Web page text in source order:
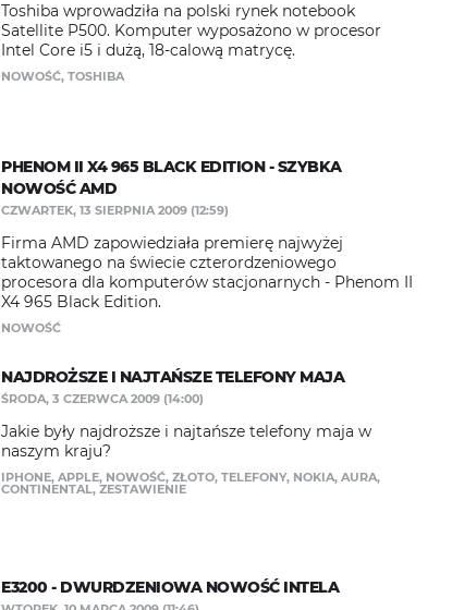
Toshiba wprowadziła na polski rynek notebook
Satellite P500. Komputer wyposażono w procesor
Intel Core i5 i dużą, 18-calową matrycę.
NOWOŚĆ, TOSHIBA
PHENOM II X4 965 BLACK EDITION - SZYBKA
NOWOŚĆ AMD
CZWARTEK, 13 SIERPNIA 2009 (12:59)
Firma AMD zapowiedziała premierę najwyżej
taktowanego na świecie czterordzeniowego
procesora dla komputerów stacjonarnych - Phenom II
X4 965 Black Edition.
NOWOŚĆ
NAJDROŻSZE I NAJTAŃSZE TELEFONY MAJA
ŚRODA, 3 CZERWCA 2009 (14:00)
Jakie były najdroższe i najtańsze telefony maja w
naszym kraju?
IPHONE, APPLE, NOWOŚĆ, ZŁOTO, TELEFONY, NOKIA, AURA,
CONTINENTAL, ZESTAWIENIE
E3200 - DWURDZENIOWA NOWOŚĆ INTELA